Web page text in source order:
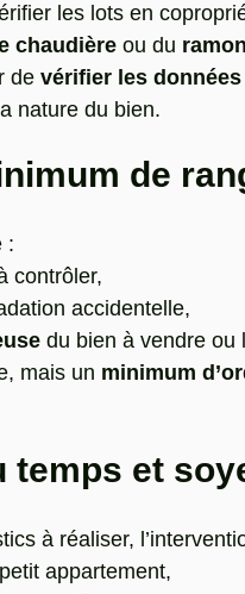
les lots en
chaudière ou du
de vérifier les
nature du bien.
de
:
contrôler,
accidentelle,
du bien à vendre ou
mais un minimum
temps et
à réaliser,
appartement,